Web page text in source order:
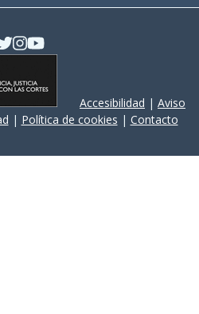
Accesibilidad | Aviso
| Política de cookies | Contacto